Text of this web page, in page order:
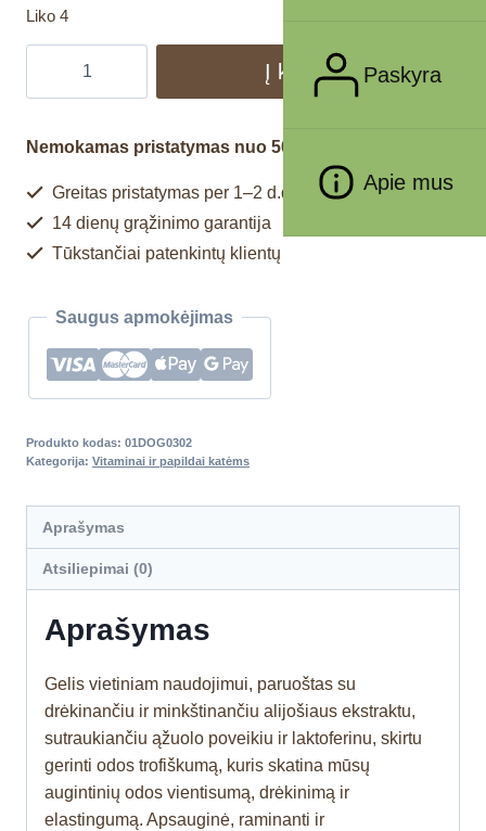
Paskyra
Apie mus
Liko 4
Į krepšelį
Nemokamas pristatymas nuo 50€
Greitas pristatymas per 1–2 d.d.
14 dienų grąžinimo garantija
Tūkstančiai patenkintų klientų
Saugus apmokėjimas
Produkto kodas: 01DOG0302
Kategorija: Vitaminai ir papildai katėms
Aprašymas
Atsiliepimai (0)
Aprašymas
Gelis vietiniam naudojimui, paruoštas su
drėkinančiu ir minkštinančiu alijošiaus ekstraktu,
sutraukiančiu ąžuolo poveikiu ir laktoferinu, skirtu
gerinti odos trofiškumą, kuris skatina mūsų
augintinių odos vientisumą, drėkinimą ir
elastingumą. Apsauginė, raminanti ir